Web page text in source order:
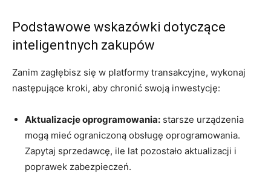
Podstawowe wskazówki dotyczące
inteligentnych zakupów
Zanim zagłębisz się w platformy transakcyjne, wykonaj
następujące kroki, aby chronić swoją inwestycję:
Aktualizacje oprogramowania: starsze urządzenia
mogą mieć ograniczoną obsługę oprogramowania.
Zapytaj sprzedawcę, ile lat pozostało aktualizacji i
poprawek zabezpieczeń.